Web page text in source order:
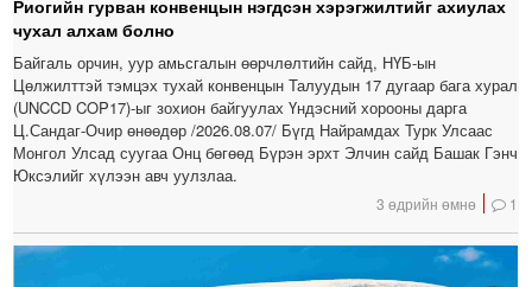
Риогийн гурван конвенцын нэгдсэн хэрэгжилтийг ахиулах
чухал алхам болно
Байгаль орчин, уур амьсгалын өөрчлөлтийн сайд, НҮБ-ын
Цөлжилттэй тэмцэх тухай конвенцын Талуудын 17 дугаар бага хурал
(UNCCD COP17)-ыг зохион байгуулах Үндэсний хорооны дарга
Ц.Сандаг-Очир өнөөдөр /2026.08.07/ Бүгд Найрамдах Турк Улсаас
Монгол Улсад суугаа Онц бөгөөд Бүрэн эрхт Элчин сайд Башак Гэнч
Юксэлийг хүлээн авч уулзлаа.
3 өдрийн өмнө 1